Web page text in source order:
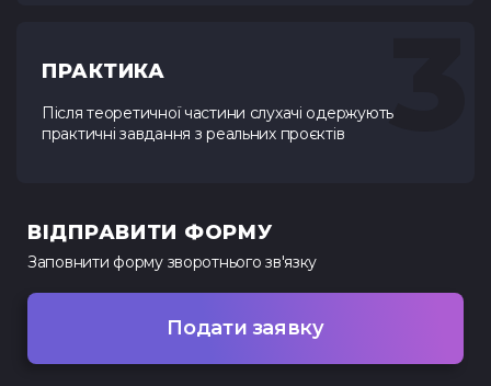
ПРАКТИКА
Після теоретичної частини слухачі одержують
практичні завдання з реальних проєктів
3
ВІДПРАВИТИ ФОРМУ
Заповнити форму зворотнього зв'язку
Подати заявку